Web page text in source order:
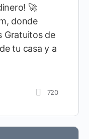
🚀
donde
Gratuitos de
tu casa y a
720